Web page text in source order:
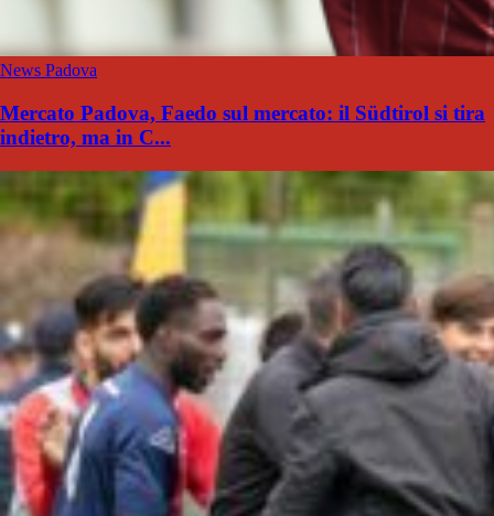
News Padova
Mercato Padova, Faedo sul mercato: il Südtirol si tira
indietro, ma in C...